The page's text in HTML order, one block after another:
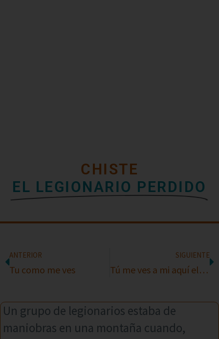
CHISTE
EL LEGIONARIO PERDIDO
ANTERIOR
Tu como me ves
SIGUIENTE
Tú me ves a mi aquí el cartel de cocinera?
Un grupo de legionarios estaba de
maniobras en una montaña cuando,